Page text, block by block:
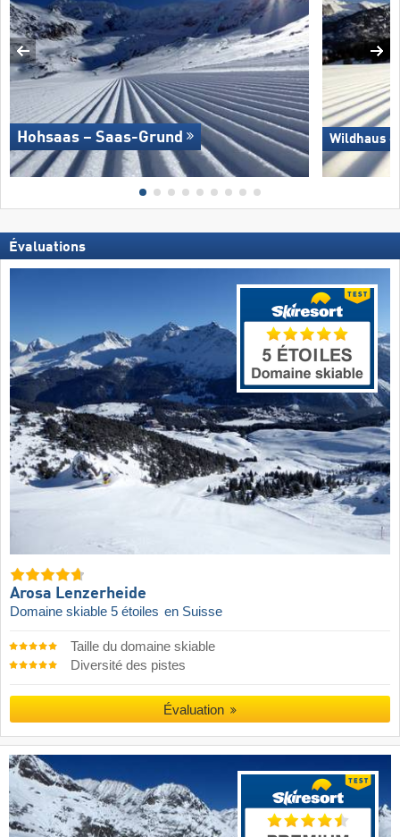
Hohsaas – Saas-Grund Wildhaus –
Évaluations
Arosa Lenzerheide
Domaine skiable 5 étoiles en Suisse
Taille du domaine skiable
Diversité des pistes
Évaluation